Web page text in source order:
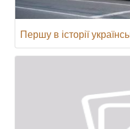
Першу в історії